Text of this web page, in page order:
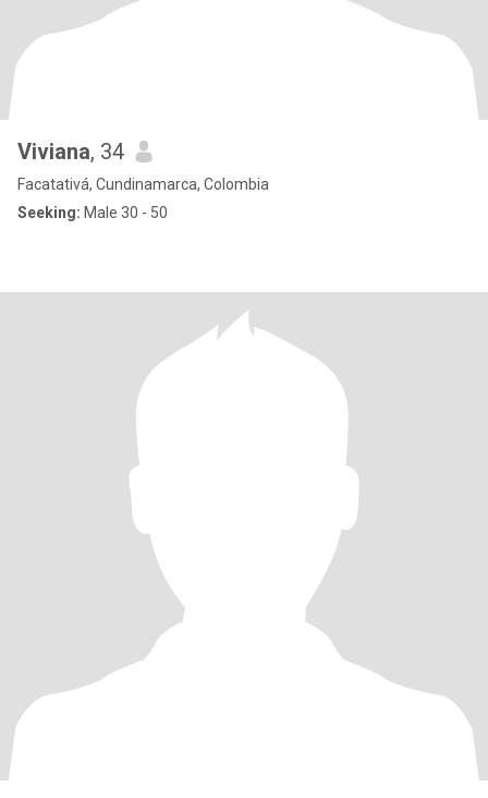
Viviana, 34
Facatativá, Cundinamarca, Colombia
Seeking: Male 30 - 50